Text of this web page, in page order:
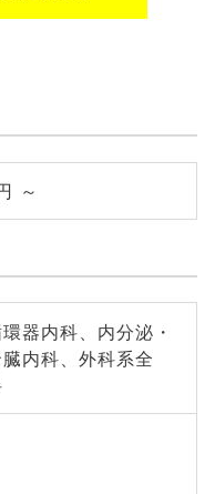
～
器内科、内分泌・
内科、外科系全